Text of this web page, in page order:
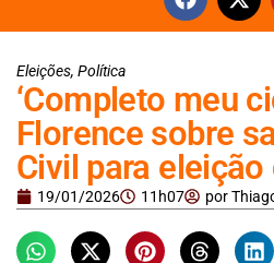
Eleições, Política
‘Completo meu
Florence sobre
Civil para
19/01/2026 11h07 por